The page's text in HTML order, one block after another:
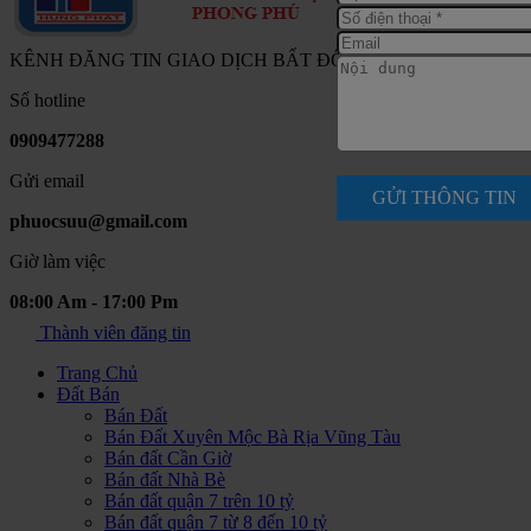
KÊNH ĐĂNG TIN GIAO DỊCH BẤT ĐỘNG SẢN NAM SÀI
Số hotline
0909477288
Gửi email
phuocsuu@gmail.com
Giờ làm việc
08:00 Am - 17:00 Pm
Thành viên đăng tin
Trang Chủ
Đất Bán
Bán Đất
Bán Đất Xuyên Mộc Bà Rịa Vũng Tàu
Bán đất Cần Giờ
Bán đất Nhà Bè
Bán đất quận 7 trên 10 tỷ
Bán đất quận 7 từ 8 đến 10 tỷ
GỬI THÔNG TIN